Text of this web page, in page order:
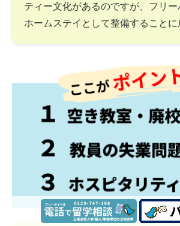
ティー文化があるのですが、フリ
ホームステイとして整備することに